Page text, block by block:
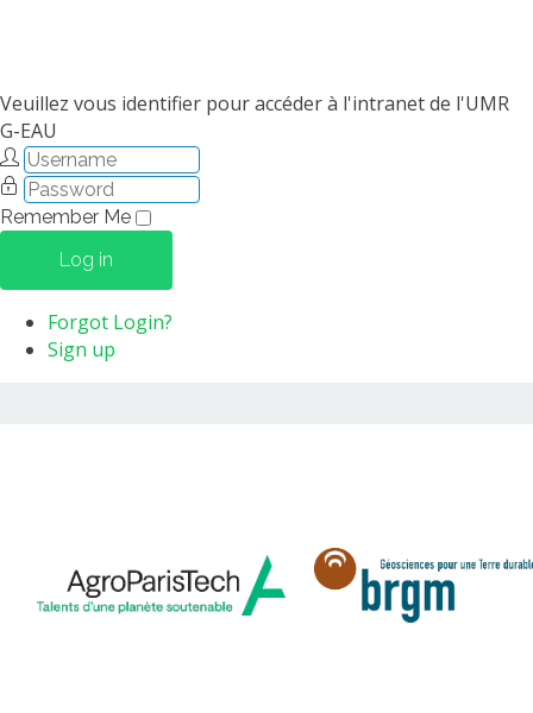
Veuillez vous identifier pour accéder à l'intranet de l'UMR
G-EAU
Remember Me
Log in
Forgot Login?
Sign up